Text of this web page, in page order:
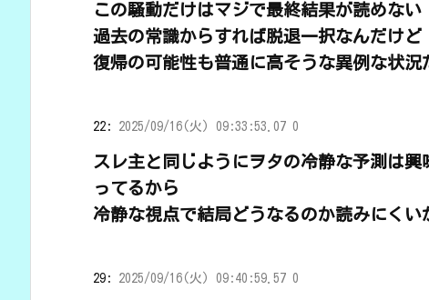
この騒動だけはマジで最終結果が読めない
過去の常識からすれば脱退一択なんだけど
復帰の可能性も普通に高そうな異例な状況
22: 2025/09/16(火) 09:33:53.07 0
スレ主と同じようにヲタの冷静な予測は
ってるから
冷静な視点で結局どうなるのか読みにくい
29: 2025/09/16(火) 09:40:59.57 0